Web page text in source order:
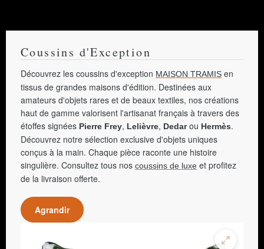
Coussins d'Exception
Découvrez les coussins d'exception MAISON TRAMIS en
tissus de grandes maisons d'édition. Destinées aux
amateurs d'objets rares et de beaux textiles, nos créations
haut de gamme valorisent l'artisanat français à travers des
étoffes signées Pierre Frey, Lelièvre, Dedarou Hermès.
Découvrez notre sélection exclusive d'objets uniques
conçus à la main. Chaque pièce raconte une histoire
singulière. Consultez tous nos coussins de luxe et profitez
de la livraison offerte.
Agrandir